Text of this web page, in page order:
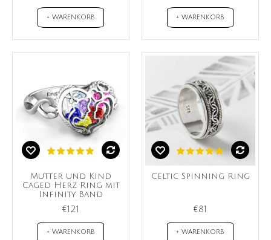
+ WARENKORB + WARENKORB
Mutter und Kind
Caged Herz Ring mit
Infinity Band
€121
+ WARENKORB
Celtic Spinning Ring
€81
+ WARENKORB